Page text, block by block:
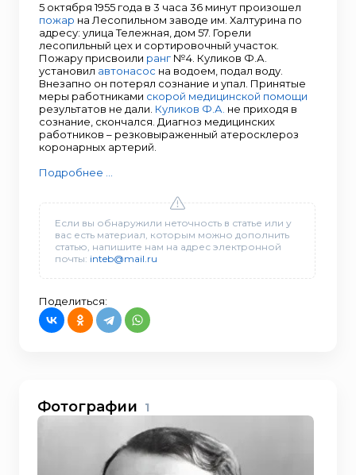
5 октября 1955 года в 3 часа 36 минут произошел
пожар на Лесопильном заводе им. Халтурина по
адресу: улица Тележная, дом 57. Горели
лесопильный цех и сортировочный участок.
Пожару присвоили ранг №4. Куликов Ф.А.
установил автонасос на водоем, подал воду.
Внезапно он потерял сознание и упал. Принятые
меры работниками скорой медицинской помощи
результатов не дали. Куликов Ф.А. не приходя в
сознание, скончался. Диагноз медицинских
работников – резковыраженный атеросклероз
коронарных артерий.
Подробнее ...
Если вы обнаружили неточность в статье или у
вас есть материал, которым можно дополнить
статью, напишите нам на адрес электронной
почты: inteb@mail.ru
Поделиться:
Фотографии 1